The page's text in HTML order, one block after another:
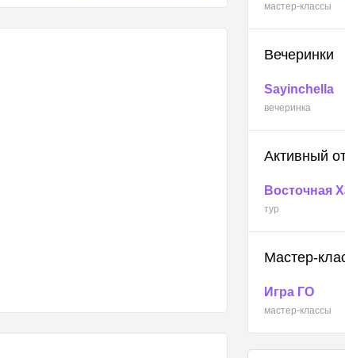
мастер-классы
Вечеринки
Sayinchella
вечеринка
Активный
Восточная
тур
Мастер-
Игра ГО
мастер-классы